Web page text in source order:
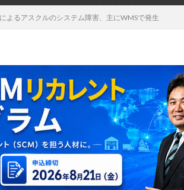
よるアスクルのシステム障害、主にWMSで発生